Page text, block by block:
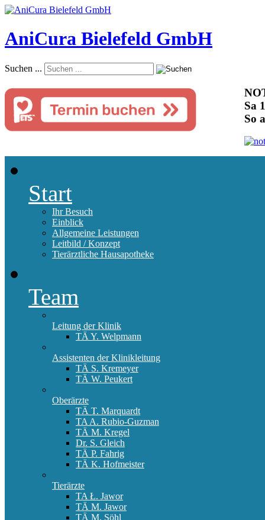
AniCura Bielefeld GmbH
Suchen ...
Sa
So
Start
Ihr Besuch
Einblick
Allgemeine Leistungen
Leitbild / Konzept
Tierärztliche Hausapotheke
Team
Leitung der Klinik
TÄ Y. Welpmann
Assistenten der Klinikleitung
TÄ S. Kremeyer
TÄ W. Peukert
Oberärzte
TÄ T. Marquardt
TA A. Rubio-Guzman
TÄ M. Kregel
Dr. S. Gleich
TÄ P. Fahrig
TÄ K. Hofmeister
Tierärzte
TA Ł. Jawor
TÄ M. Jawor
TÄ M. Söhl